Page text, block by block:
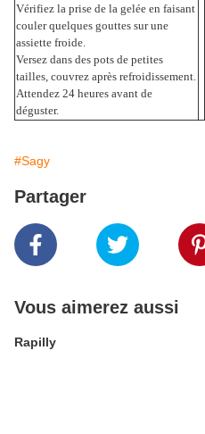
Vérifiez la prise de la gelée en faisant
couler quelques gouttes sur une
assiette froide.
Versez dans des pots de petites
tailles, couvrez après refroidissement.
Attendez 24 heures avant de
déguster.
#Sagy
Partager
Vous aimerez aussi
Rapilly